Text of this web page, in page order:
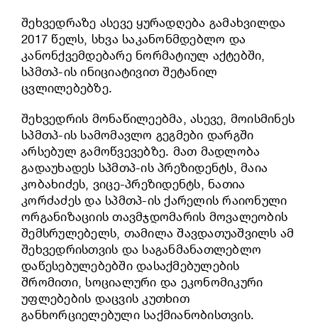
შეხვედრაზე ასევე ყურადღება გამახვილდა
2017 წელს, სხვა საკანონმდებლო და
კანონქვემდებარე ნორმატიულ აქტებში,
სპმთპ-ის ინიციატივით შეტანილ
ცვლილებებზე.
შეხვედრის მონაწილეებმა, ასევე, მოისმინეს
სპმთპ-ის სამომავლო გეგმები დარგში
არსებულ გამოწვევებზე. მათ მადლობა
გადაუხადეს სპმთპ-ის პრეზიდენტს, მაია
კობახიძეს, ვიცე-პრეზიდენტს, ნათია
კორძაძეს და სპმთპ-ის ქარელის რაიონული
ორგანიზაციის თავმჯდომარის მოვალეობის
შემსრულებელს, თამილა შავდათუაშვილს ამ
შეხვედრისთვის და საგანმანათლებლო
დაწესებულებებში დასაქმებულების
შრომითი, სოციალური და ეკონომიკური
უფლებების დაცვის კუთხით
განხორციელებული საქმიანობისთვის.